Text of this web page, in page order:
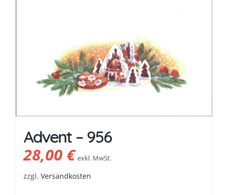
Advent – 956
28,00€ exkl. MwSt.
zzgl. Versandkosten